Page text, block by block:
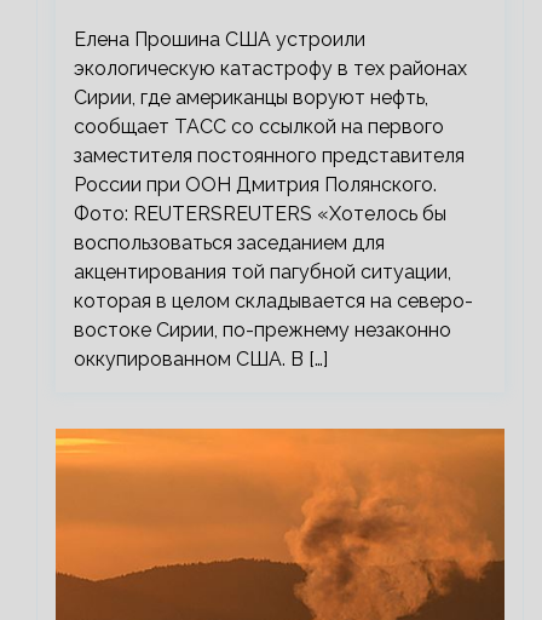
Елена Прошина США устроили
экологическую катастрофу в тех районах
Сирии, где американцы воруют нефть,
сообщает ТАСС со ссылкой на первого
заместителя постоянного представителя
России при ООН Дмитрия Полянского.
Фото: REUTERSREUTERS «Хотелось бы
воспользоваться заседанием для
акцентирования той пагубной ситуации,
которая в целом складывается на северо-
востоке Сирии, по-прежнему незаконно
оккупированном США. В […]